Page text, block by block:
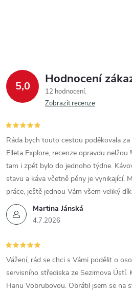
5,0 Hodnocení
12 hodnocení
Zobrazit recenze
Martina Jánská
4.7.2026
Ráda bych touto cestou poděkovala
Elleta Explore, recenze opravdu
tam i zpět bylo do jednoho týdne.
stavu a káva včetně pěny je vynikající.
práce, ještě jednou Vám všem veliký
Vážení, rád se chci s Vámi podělit o
servisního střediska ze Sezimova Ústí.
Hanu Vobrubovou. Obrátil jsem se na